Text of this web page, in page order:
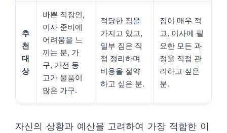
추
천
대
상
바쁜 직장인,
이사 준비에
어려움을 느
끼는 분, 가
구, 가전 등
고가 물품이
많은 가구.
적당한 짐을
가지고 있고,
일부 짐은 직
접 정리하며
비용을 절약
하고 싶은 분.
짐이 매우 적
고, 이사에 필
요한 모든 과
정을 직접 관
리하고 싶은
분.
자신의 상황과 예산을 고려하여 가장 적합한 이